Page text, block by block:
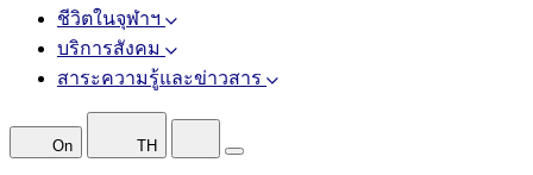
ชีวิตในจุฬาฯ
บริการสังคม
สาระความรู้และข่าวสาร
On TH